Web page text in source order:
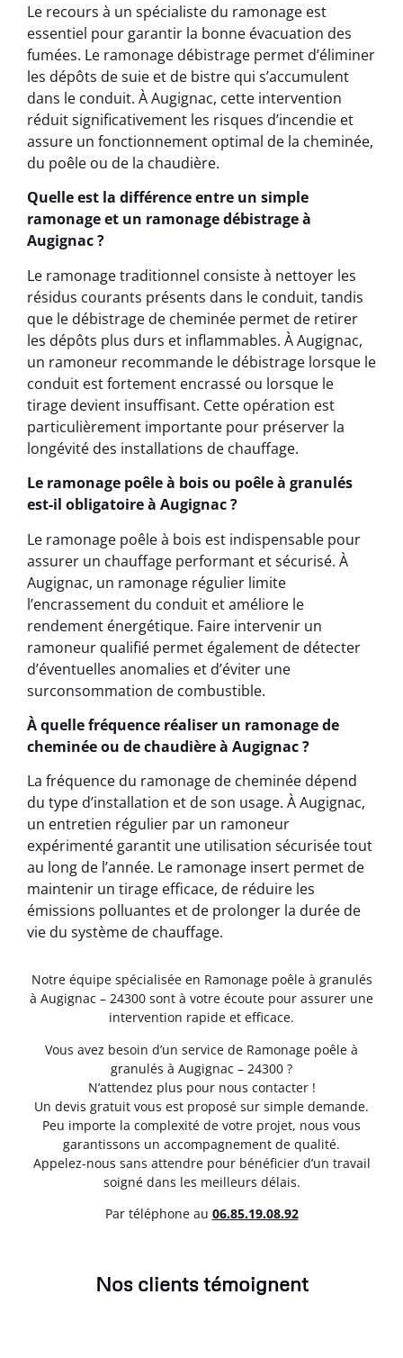
Le recours à un spécialiste du ramonage est
essentiel pour garantir la bonne évacuation des
fumées. Le ramonage débistrage permet d’éliminer
les dépôts de suie et de bistre qui s’accumulent
dans le conduit. À Augignac, cette intervention
réduit significativement les risques d’incendie et
assure un fonctionnement optimal de la cheminée,
du poêle ou de la chaudière.
Quelle est la différence entre un simple
ramonage et un ramonage débistrage à
Augignac ?
Le ramonage traditionnel consiste à nettoyer les
résidus courants présents dans le conduit, tandis
que le débistrage de cheminée permet de retirer
les dépôts plus durs et inflammables. À Augignac,
un ramoneur recommande le débistrage lorsque le
conduit est fortement encrassé ou lorsque le
tirage devient insuffisant. Cette opération est
particulièrement importante pour préserver la
longévité des installations de chauffage.
Le ramonage poêle à bois ou poêle à granulés
est-il obligatoire à Augignac ?
Le ramonage poêle à bois est indispensable pour
assurer un chauffage performant et sécurisé. À
Augignac, un ramonage régulier limite
l’encrassement du conduit et améliore le
rendement énergétique. Faire intervenir un
ramoneur qualifié permet également de détecter
d’éventuelles anomalies et d’éviter une
surconsommation de combustible.
À quelle fréquence réaliser un ramonage de
cheminée ou de chaudière à Augignac ?
La fréquence du ramonage de cheminée dépend
du type d’installation et de son usage. À Augignac,
un entretien régulier par un ramoneur
expérimenté garantit une utilisation sécurisée tout
au long de l’année. Le ramonage insert permet de
maintenir un tirage efficace, de réduire les
émissions polluantes et de prolonger la durée de
vie du système de chauffage.
Notre équipe spécialisée en Ramonage poêle à granulés
à Augignac – 24300 sont à votre écoute pour assurer une
intervention rapide et efficace.
Vous avez besoin d’un service de Ramonage poêle à
granulés à Augignac – 24300 ?
N’attendez plus pour nous contacter !
Un devis gratuit vous est proposé sur simple demande.
Peu importe la complexité de votre projet, nous vous
garantissons un accompagnement de qualité.
Appelez-nous sans attendre pour bénéficier d’un travail
soigné dans les meilleurs délais.
Par téléphone au 06.85.19.08.92
Nos clients témoignent